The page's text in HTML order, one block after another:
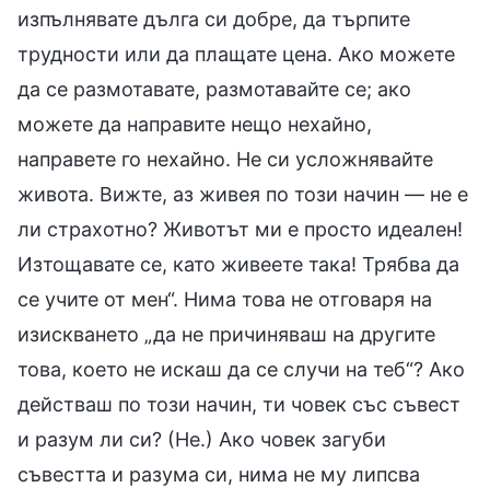
изпълнявате дълга си добре, да търпите
трудности или да плащате цена. Ако можете
да се размотавате, размотавайте се; ако
можете да направите нещо нехайно,
направете го нехайно. Не си усложнявайте
живота. Вижте, аз живея по този начин — не е
ли страхотно? Животът ми е просто идеален!
Изтощавате се, като живеете така! Трябва да
се учите от мен“. Нима това не отговаря на
изискването „да не причиняваш на другите
това, което не искаш да се случи на теб“? Ако
действаш по този начин, ти човек със съвест
и разум ли си? (Не.) Ако човек загуби
съвестта и разума си, нима не му липсва